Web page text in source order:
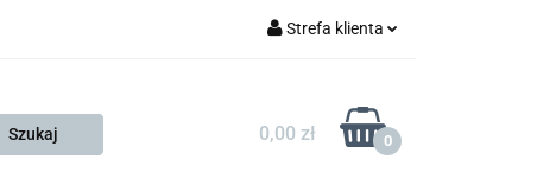
Strefa klienta
Zarejestruj się
Dodaj zgłoszenie
0,00 zł 0